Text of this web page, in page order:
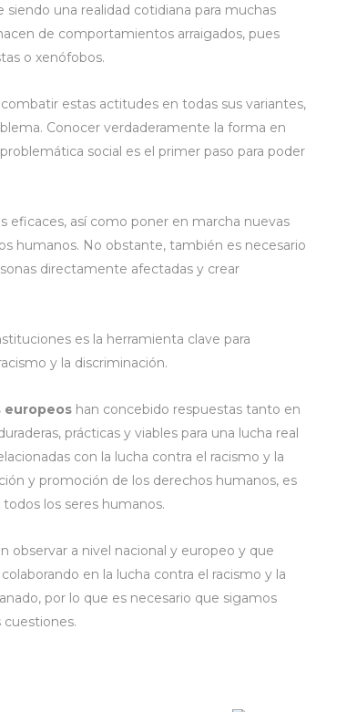
una realidad cotidiana para muchas
de comportamientos arraigados, pues
o xenófobos.
combatir estas actitudes en todas sus variantes,
Conocer verdaderamente la forma en
social es el primer paso para poder
eficaces, así como poner en marcha nuevas
humanos. No obstante, también es necesario
directamente afectadas y crear
es la herramienta clave para
y la discriminación.
europeos han concebido respuestas tanto en
prácticas y viables para una lucha real
con la lucha contra el racismo y la
y promoción de los derechos humanos, es
los seres humanos.
observar a nivel nacional y europeo y que
en la lucha contra el racismo y la
por lo que es necesario que sigamos
cuestiones.